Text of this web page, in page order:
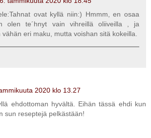
ovat kyllä niin:) Hmmm, en osaa
olen te´hnyt vain vihreillä oliiveilla , ja
vähän eri maku, mutta voishan sitä kokeilla.
2020 klo 13.27
ehdottoman hyvältä. Eihän tässä ehdi kun
sun reseptejä pelkästään!